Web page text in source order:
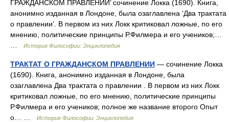
ГРАЖДАНСКОМ ПРАВЛЕНИИ’ сочинение Локка (1690). Книга,
анонимно изданная в Лондоне, была озаглавлена ‘Два трактата
о правлении’. В первом из них Локк критиковал ложные, по его
мнению, политические принципы Р.Филмера и его учеников;…
История Философии: Энциклопедия
ТРАКТАТ О ГРАЖДАНСКОМ ПРАВЛЕНИИ — сочинение Локка
(1690). Книга, анонимно изданная в Лондоне, была
озаглавлена Два трактата о правлении . В первом из них Локк
критиковал ложные, по его мнению, политические принципы
Р.Филмера и его учеников; полное же название второго Опыт
о… …
История Философии: Энциклопедия